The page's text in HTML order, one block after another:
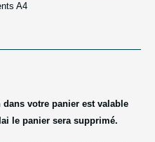
A4
votre panier est valable
le panier sera supprimé.